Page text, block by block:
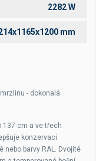
2282 W
mm
- dokonalá
137 cm a ve třech
konzervaci
nebo barvy RAL. Dvojité